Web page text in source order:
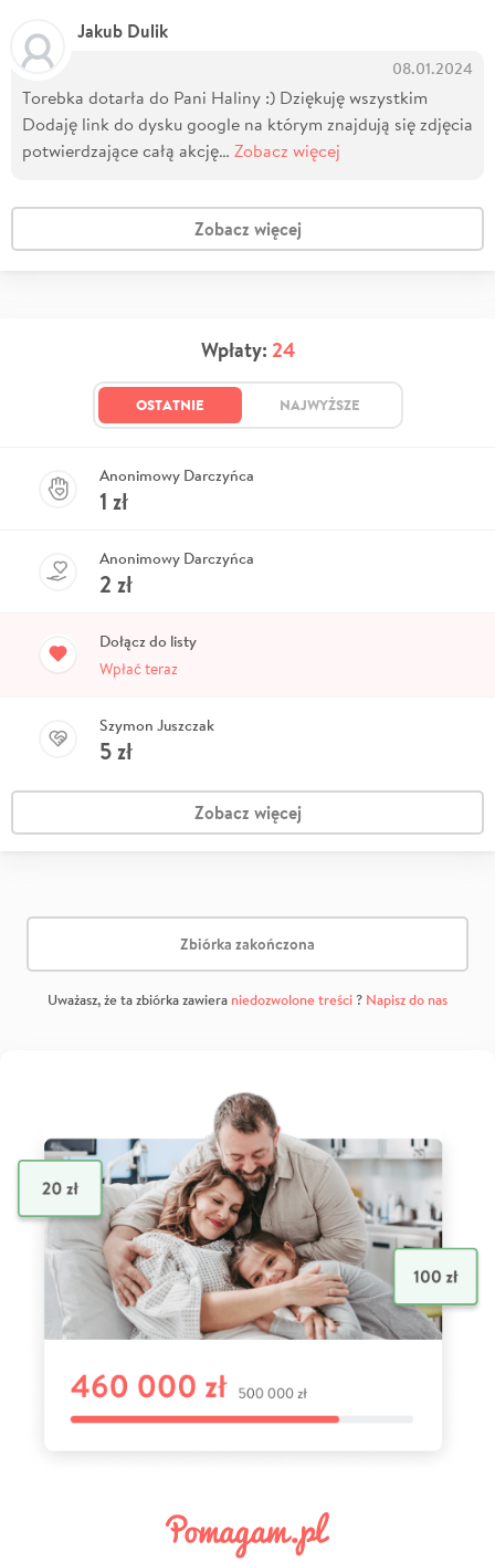
Jakub Dulik
08.01.2024
Torebka dotarła do Pani Haliny :) Dziękuję wszystkim
Dodaję link do dysku google na którym znajdują się zdjęcia
potwierdzające całą akcję… Zobacz więcej
Zobacz więcej
Wpłaty: 24
OSTATNIE NAJWYŻSZE
Anonimowy Darczyńca
1 zł
Anonimowy Darczyńca
2 zł
Dołącz do listy
Wpłać teraz
Szymon Juszczak
5zł
Zobacz więcej
Zbiórka zakończona
Uważasz, że ta zbiórka zawiera niedozwolone treści? Napisz do nas